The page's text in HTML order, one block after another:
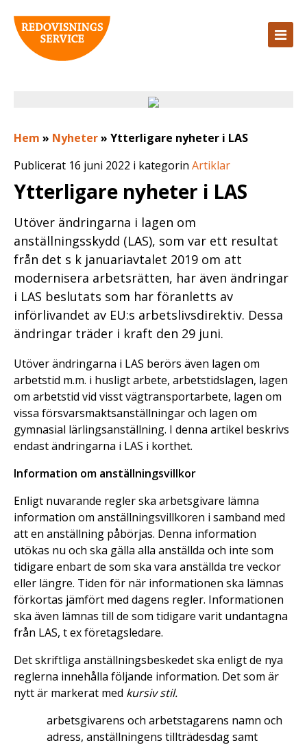
Hem » Nyheter» Ytterligare nyheter i LAS
Publicerat 16 juni 2022 i kategorin Artiklar
Ytterligare nyheter i LAS
Utöver ändringarna i lagen om
anställningsskydd (LAS), som var ett resultat
från det s k januariavtalet 2019 om att
modernisera arbetsrätten, har även ändringar
i LAS beslutats som har föranletts av
införlivandet av EU:s arbetslivsdirektiv. Dessa
ändringar träder i kraft den 29 juni.
Utöver ändringarna i LAS berörs även lagen om
arbetstid m.m. i husligt arbete, arbetstidslagen, lagen
om arbetstid vid visst vägtransportarbete, lagen om
vissa försvarsmaktsanställningar och lagen om
gymnasial lärlingsanställning. I denna artikel beskrivs
endast ändringarna i LAS i korthet.
Information om anställningsvillkor
Enligt nuvarande regler ska arbetsgivare lämna
information om anställningsvillkoren i samband med
att en anställning påbörjas. Denna information
utökas nu och ska gälla alla anställda och inte som
tidigare enbart de som ska vara anställda tre veckor
eller längre. Tiden för när informationen ska lämnas
förkortas jämfört med dagens regler. Informationen
ska även lämnas till de som tidigare varit undantagna
från LAS, t ex företagsledare.
Det skriftliga anställningsbeskedet ska enligt de nya
reglerna innehålla följande information. Det som är
nytt är markerat med kursiv stil.
arbetsgivarens och arbetstagarens namn och
adress, anställningens tillträdesdag samt